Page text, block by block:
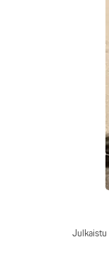
Julkaistu